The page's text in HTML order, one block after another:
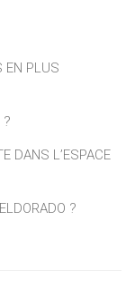
EN PLUS
?
DANS L’ESPACE
?